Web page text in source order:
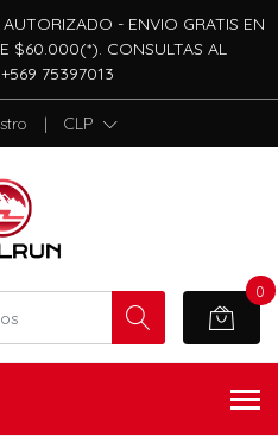
- ENVIO GRATIS EN
$60.000(*). CONSULTAS AL
75397013
| CLP
0